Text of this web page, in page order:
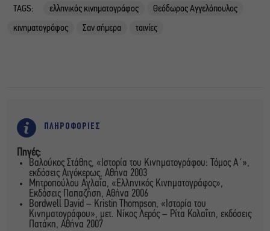
TAGS: ελληνικός κινηματογράφος
Θεόδωρος Αγγελόπουλος
κινηματογράφος
Σαν σήμερα ταινίες
ΠΛΗΡΟΦΟΡΙΕΣ
Πηγές:
Βαλούκος Στάθης, «Ιστορία του Κινηματογράφου: Τόμος Α΄»,
εκδόσεις Αιγόκερως, Αθήνα 2003
Μητροπούλου Αγλαΐα, «Ελληνικός Κινηματογράφος»,
Εκδόσεις Παπαζήση, Αθήνα 2006
Bordwell David – Kristin Thompson, «Ιστορία του
Κινηματογράφου», μετ. Νίκος Λερός – Ρίτα Κολαΐτη, εκδόσεις
Πατάκη, Αθήνα 2007